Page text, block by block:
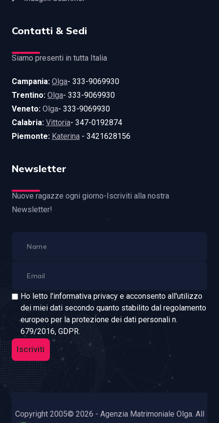
Contatti & Sedi
Siamo presenti in tutta Italia
Campania: Olga- 333-9069930
Trentino: Olga- 333-9069930
Veneto: Olga- 333-9069930
Calabria: Vittoria- 347-0192874
Piemonte: Katerina - 3421628156
Newsletter
Nuove ragazze ogni giorno-Iscriviti alla nostra
Newsletter!
Ho letto l'informativa privacy e acconsento all'utilizzo
dei miei dati secondo quanto stabilito dal regolamento
europeo per la protezione dei dati personali n.
679/2016, GDPR.
Iscriviti
Copyright 2005© 2026 - Agenzia Matrimoniale Olga. All